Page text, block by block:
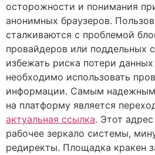
осторожности и понимания
анонимных браузеров.
сталкиваются с проблемой
провайдеров или поддельных
избежать риска потери
необходимо использовать
информации. Самым надежным
на платформу является
актуальная ссылка. Этот
рабочее зеркало системы,
редиректы. Площадка кракен